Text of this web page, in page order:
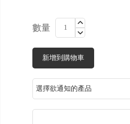
數量
新增到購物車